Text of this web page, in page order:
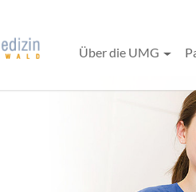
Über die UMG